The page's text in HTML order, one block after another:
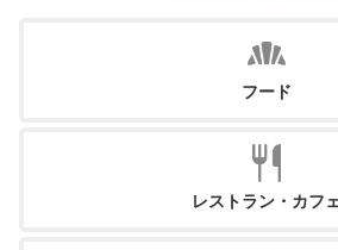
フード
レストラン・カフ